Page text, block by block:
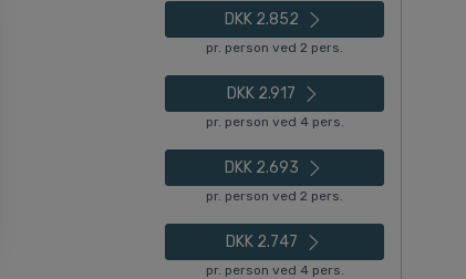
DKK 2.852
pr. person ved 2 pers.
DKK 2.917
pr. person ved 4 pers.
DKK 2.693
pr. person ved 2 pers.
DKK 2.747
pr. person ved 4 pers.